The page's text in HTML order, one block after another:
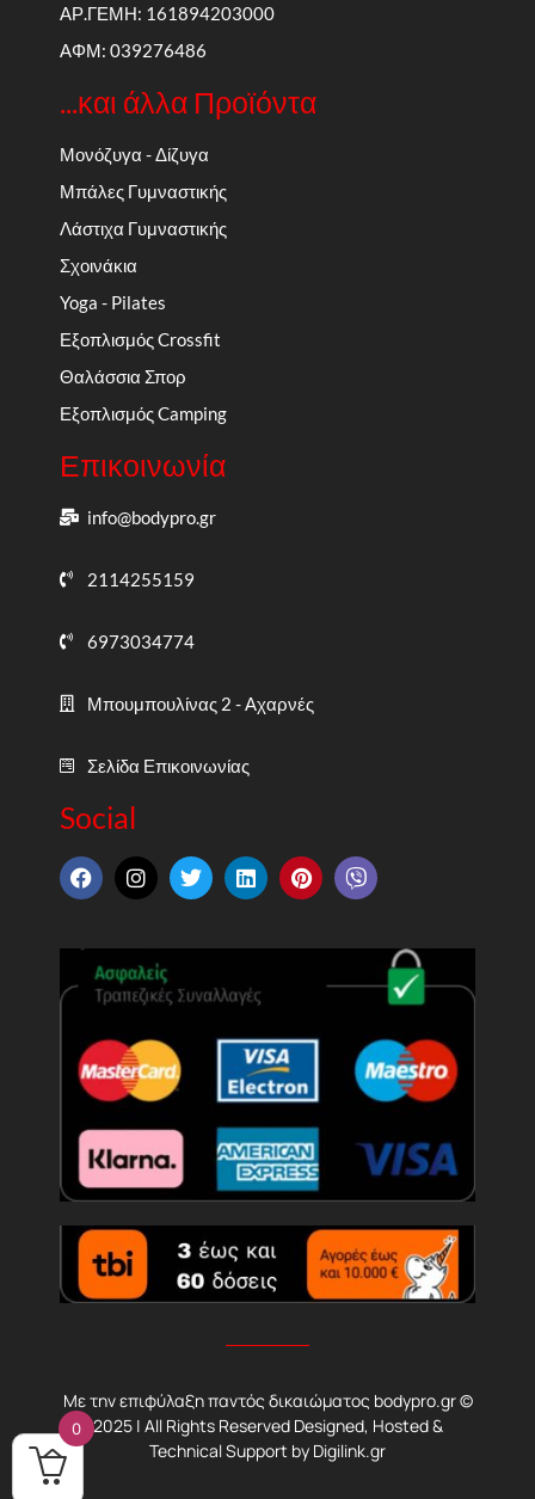
ΑΡ.ΓΕΜΗ: 161894203000
ΑΦΜ: 039276486
...και άλλα Προϊόντα
Μονόζυγα - Δίζυγα
Μπάλες Γυμναστικής
Λάστιχα Γυμναστικής
Σχοινάκια
Yoga - Pilates
Εξοπλισμός Crossfit
Θαλάσσια Σπορ
Εξοπλισμός Camping
Επικοινωνία
info@bodypro.gr
2114255159
6973034774
Μπουμπουλίνας 2 - Αχαρνές
Σελίδα Επικοινωνίας
Social
Με την επιφύλαξη παντός δικαιώματος bodypro.gr ©
2025 | All Rights Reserved Designed, Hosted &
Technical Support by Digilink.gr
0